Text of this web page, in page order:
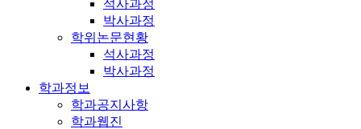
석사과정
박사과정
학위논문현황
석사과정
박사과정
학과정보
학과공지사항
학과웹진